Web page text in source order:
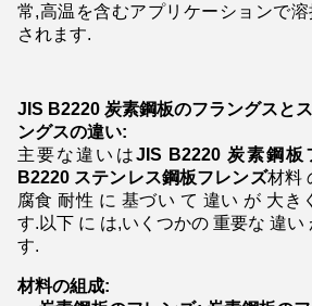
常,高温を含むアプリケーションで
されます.
JIS B2220 炭素鋼板のフラングスと
ングスの違い:
主要な違いはJIS B2220 炭素鋼板
B2220 ステンレス鋼板フレンズ材料
腐食 耐性 に 基づい て 違い が 大き
す.以下 に は,いくつかの 重要な 違い
す.
材料の組成: